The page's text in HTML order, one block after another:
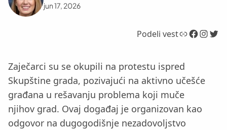
jun 17, 2026
Podeli vestLink Facebook InstagramTwitter
Zaječarci su se okupili na protestu ispred
Skupštine grada, pozivajući na aktivno učešće
građana u rešavanju problema koji muče
njihov grad. Ovaj događaj je organizovan kao
odgovor na dugogodišnje nezadovoljstvo